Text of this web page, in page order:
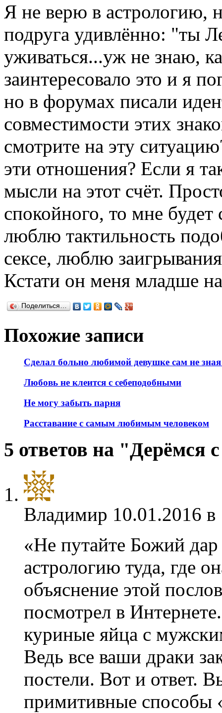
Я не верю в астрологию,
подруга удивлённо: "ты
уживаться...уж не знаю,
заинтересовало это и я
но в форумах писали
совместимости этих
смотрите на эту
эти отношения? Если я
мысли на этот счёт.
спокойного, то мне
люблю тактильность
сексе, люблю
Кстати он меня младше
Поделиться…
Похожие записи
Сделал больно любимой девушке сам не
Любовь не клеится с себеподобными
Не могу забыть парня
Расставание с самым любимым человеком
5 ответов на
Владимир 10.01.2016
«Не путайте Божий
астрологию туда, где
объяснение этой
посмотрел в
куриные яйца с
Ведь все ваши драки
постели. Вот и ответ.
примитивные способы